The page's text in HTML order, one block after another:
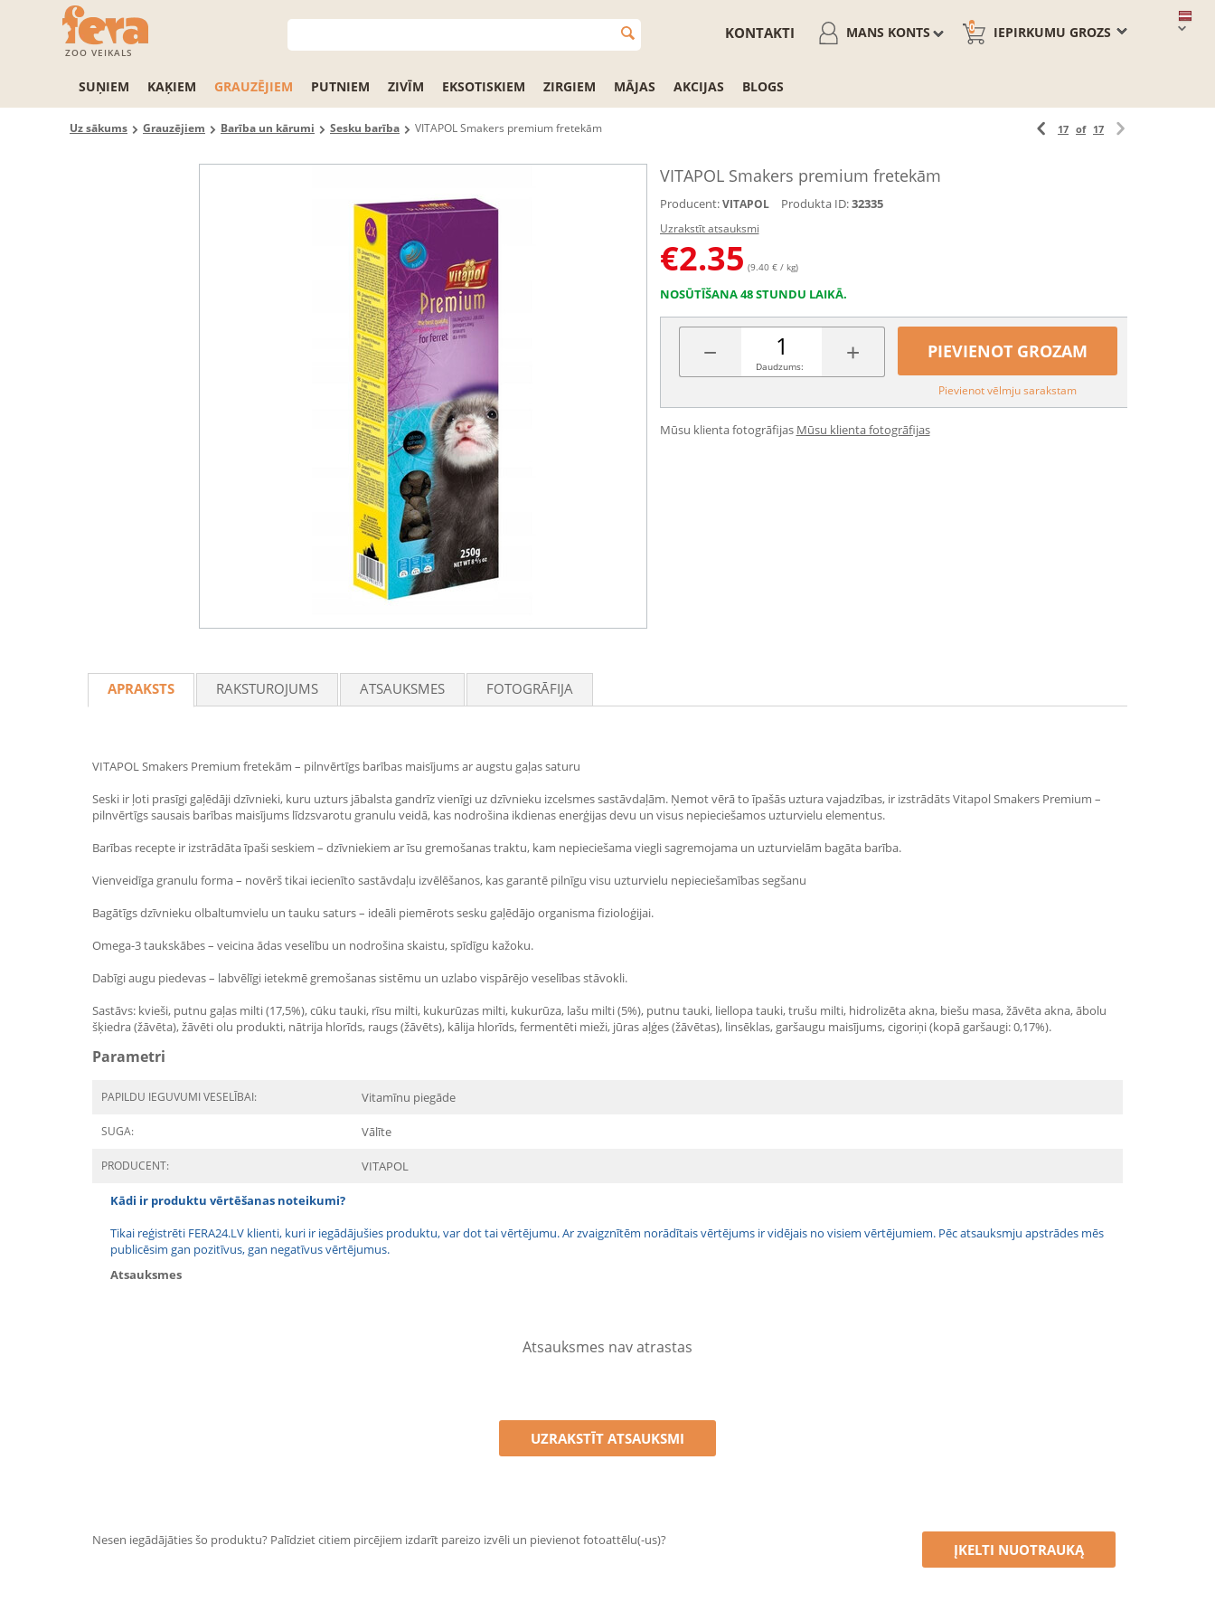
ZOO VEIKALS
IEPIRKUMU GROZS
0
MANS KONTS
KONTAKTI
SUŅIEM KAĶIEM GRAUZĒJIEM PUTNIEM ZIVĪM EKSOTISKIEM ZIRGIEM MĀJAS AKCIJAS BLOGS
Uz sākums Grauzējiem Barība un kārumi Sesku barība VITAPOL Smakers premium fretekām 17 of 17
VITAPOL Smakers premium fretekām
Producent: VITAPOL Produkta ID:32335
Uzrakstīt atsauksmi
€2.35 (9.40 € / kg)
NOSŪTĪŠANA 48 STUNDU LAIKĀ.
− +
Daudzums:
PIEVIENOT GROZAM
Pievienot vēlmju sarakstam
Mūsu klienta fotogrāfijas Mūsu klienta fotogrāfijas
APRAKSTS RAKSTUROJUMS ATSAUKSMES FOTOGRĀFIJA
VITAPOL Smakers Premium fretekām – pilnvērtīgs barības maisījums ar augstu gaļas saturu
Seski ir ļoti prasīgi gaļēdāji dzīvnieki, kuru uzturs jābalsta gandrīz vienīgi uz dzīvnieku izcelsmes sastāvdaļām. Ņemot vērā to īpašās uztura vajadzības, ir izstrādāts Vitapol Smakers Premium –
pilnvērtīgs sausais barības maisījums līdzsvarotu granulu veidā, kas nodrošina ikdienas enerģijas devu un visus nepieciešamos uzturvielu elementus.
Barības recepte ir izstrādāta īpaši seskiem – dzīvniekiem ar īsu gremošanas traktu, kam nepieciešama viegli sagremojama un uzturvielām bagāta barība.
Vienveidīga granulu forma – novērš tikai iecienīto sastāvdaļu izvēlēšanos, kas garantē pilnīgu visu uzturvielu nepieciešamības segšanu
Bagātīgs dzīvnieku olbaltumvielu un tauku saturs – ideāli piemērots sesku gaļēdājo organisma fizioloģijai.
Omega-3 taukskābes – veicina ādas veselību un nodrošina skaistu, spīdīgu kažoku.
Dabīgi augu piedevas – labvēlīgi ietekmē gremošanas sistēmu un uzlabo vispārējo veselības stāvokli.
Sastāvs: kvieši, putnu gaļas milti (17,5%), cūku tauki, rīsu milti, kukurūzas milti, kukurūza, lašu milti (5%), putnu tauki, liellopa tauki, trušu milti, hidrolizēta akna, biešu masa, žāvēta akna, ābolu
šķiedra (žāvēta), žāvēti olu produkti, nātrija hlorīds, raugs (žāvēts), kālija hlorīds, fermentēti mieži, jūras aļģes (žāvētas), linsēklas, garšaugu maisījums, cigoriņi (kopā garšaugi: 0,17%).
Parametri
PAPILDU IEGUVUMI VESELĪBAI: Vitamīnu piegāde
SUGA: Vālīte
PRODUCENT: VITAPOL
Kādi ir produktu vērtēšanas noteikumi?
Tikai reģistrēti FERA24.LV klienti, kuri ir iegādājušies produktu, var dot tai vērtējumu. Ar zvaigznītēm norādītais vērtējums ir vidējais no visiem vērtējumiem. Pēc atsauksmju apstrādes mēs
publicēsim gan pozitīvus, gan negatīvus vērtējumus.
Atsauksmes
Atsauksmes nav atrastas
UZRAKSTĪT ATSAUKSMI
Nesen iegādājāties šo produktu? Palīdziet citiem pircējiem izdarīt pareizo izvēli un pievienot fotoattēlu(-us)?
ĮKELTI NUOTRAUKĄ